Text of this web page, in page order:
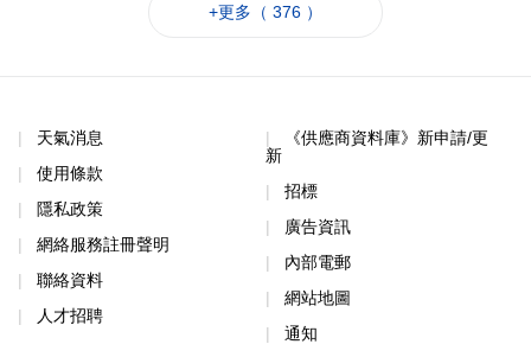
+更多（ 376 ）
天氣消息
使用條款
隱私政策
網絡服務註冊聲明
聯絡資料
人才招聘
《供應商資料庫》新申請/更
新
招標
廣告資訊
內部電郵
網站地圖
通知